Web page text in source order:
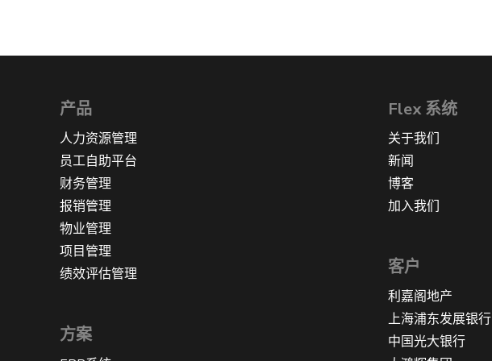
产品
人力资源管理
员工自助平台
财务管理
报销管理
物业管理
项目管理
绩效评估管理
方案
Flex 系统
关于我们
新闻
博客
加入我们
客户
利嘉阁地产
上海浦东发展银行
中国光大银行